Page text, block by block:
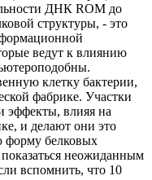
ДНК ROM до
структуры, - это
ведут к влиянию
клетку бактерии,
фабрике. Участки
эффекты, влияя на
и делают они это
форму белковых
неожиданным
вспомнить, что 10